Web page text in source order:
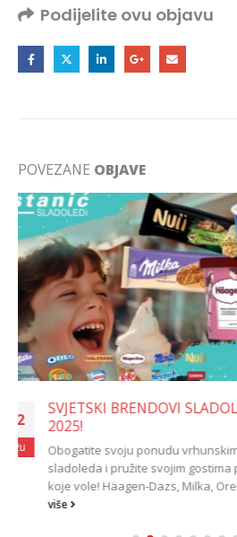
Podijelite ovu objavu
POVEZANE OBJAVE
KAKO UZ SLADOLEDE DO
Na vrijeme dogovorite svoju
Bez obzira da li se pitate kako
ostvariti bolju...
više